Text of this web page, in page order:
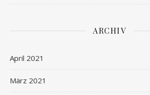
ARCHIV
April 2021
März 2021